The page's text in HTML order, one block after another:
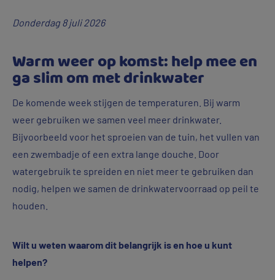
dat
drinkwater?
Donderdag 8 juli 2026
Warm weer op komst: help mee en
ga slim om met drinkwater
De komende week stijgen de temperaturen. Bij warm
weer gebruiken we samen veel meer drinkwater.
Bijvoorbeeld voor het sproeien van de tuin, het vullen van
een zwembadje of een extra lange douche. Door
watergebruik te spreiden en niet meer te gebruiken dan
nodig, helpen we samen de drinkwatervoorraad op peil te
houden.
Wilt u weten waarom dit belangrijk is en hoe u kunt
helpen?